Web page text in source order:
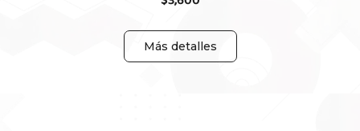
Más detalles